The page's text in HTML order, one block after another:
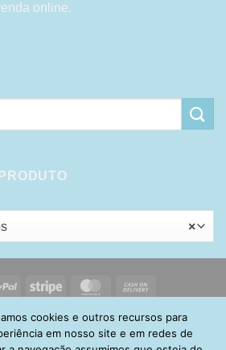
online.
×
PayPal Stripe MasterCard
Delivery
DE PRIVACIDADE
ENTREGA
GARANTIA FAQ
CARRINHO
CONTA
cookies e outros recursos para
em nosso site e em redes de